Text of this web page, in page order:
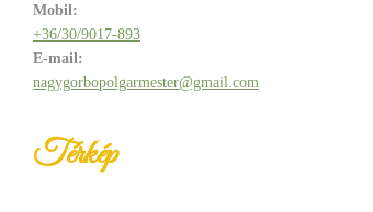
Mobil:
+36/30/9017-893
E-mail:
nagygorbopolgarmester@gmail.com
Térkép